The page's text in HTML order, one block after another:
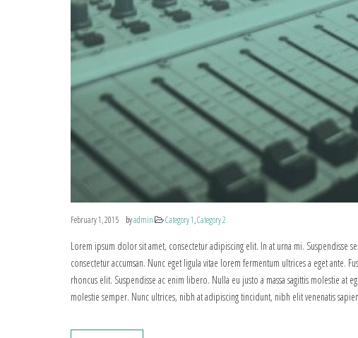
February 1, 2015 byadmin Category 1,Category 2
Lorem ipsum dolor sit amet, consectetur adipiscing elit. In at urna mi. Suspendisse
consectetur accumsan. Nunc eget ligula vitae lorem fermentum ultrices a eget ante.
rhoncus elit. Suspendisse ac enim libero. Nulla eu justo a massa sagittis molestie
molestie semper. Nunc ultrices, nibh at adipiscing tincidunt, nibh elit venenatis